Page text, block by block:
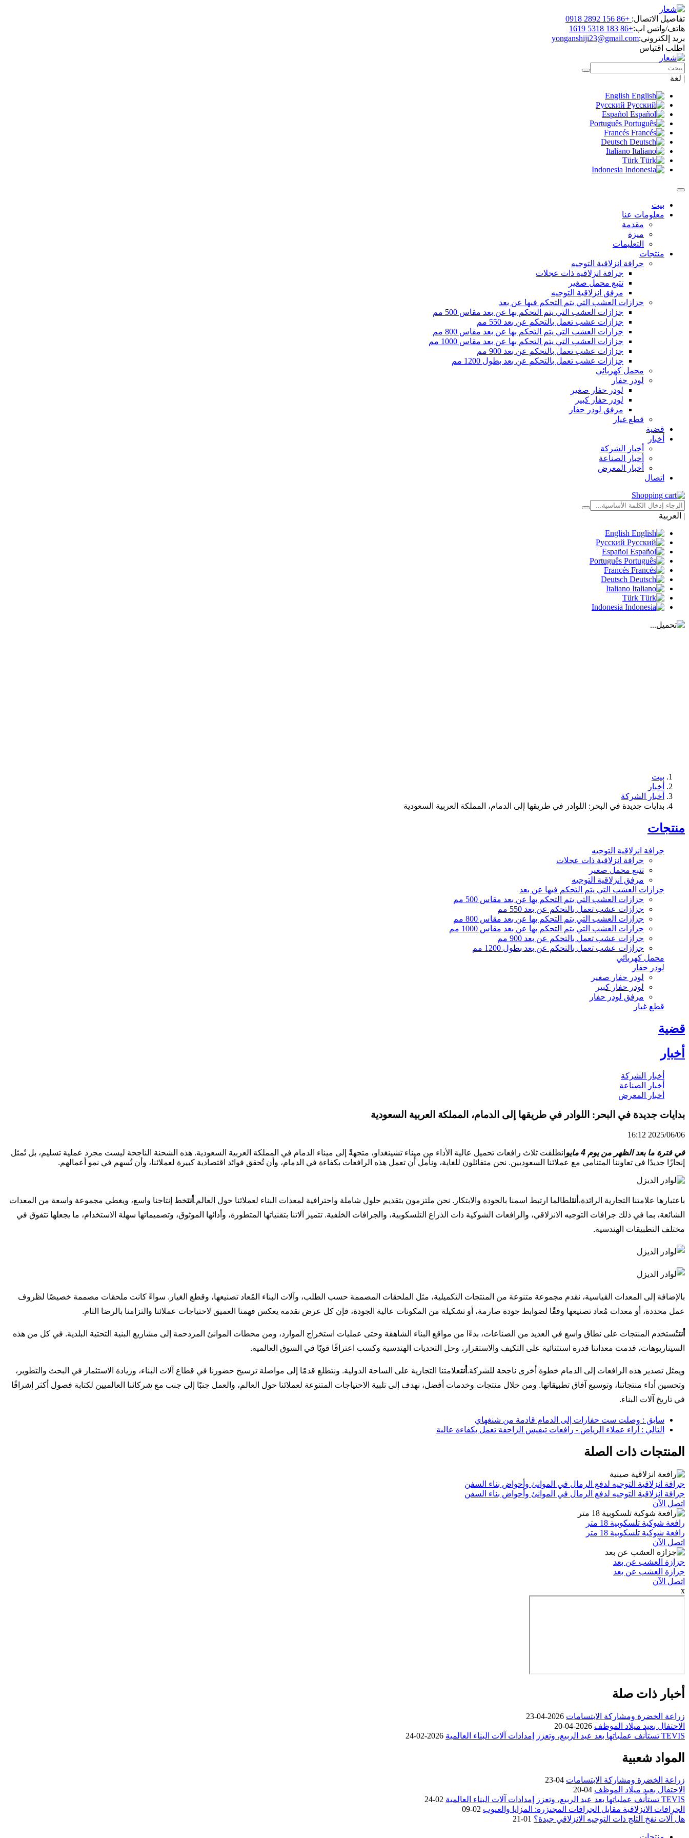
تفاصيل الاتصال: +86 156 2892 0918
هاتف/واتس اب:+86 183 5318 1619
بريد إلكتروني:yonganshiji23@gmail.com
اطلب اقتباس
| لغة
بيت
معلومات عنا
مقدمة
ميزة
التعليمات
منتجات
جرافة انزلاقية التوجيه
جرافة انزلاقية ذات عجلات
تتبع محمل صغير
مرفق انزلاقية التوجيه
جزازات العشب التي يتم التحكم فيها عن بعد
جزازات العشب التي يتم التحكم بها عن بعد مقاس 500 مم
جزازات عشب تعمل بالتحكم عن بعد 550 مم
جزازات العشب التي يتم التحكم بها عن بعد مقاس 800 مم
جزازات العشب التي يتم التحكم بها عن بعد مقاس 1000 مم
جزازات عشب تعمل بالتحكم عن بعد 900 مم
جزازات عشب تعمل بالتحكم عن بعد بطول 1200 مم
محمل كهربائي
لودر حفار
لودر حفار صغير
لودر حفار كبير
مرفق لودر حفار
قطع غيار
قضية
أخبار
أخبار الشركة
أخبار الصناعة
أخبار المعرض
اتصال
| العربية
بيت
أخبار
أخبار الشركة
بدايات جديدة في البحر: اللوادر في طريقها إلى الدمام، المملكة العربية السعودية
منتجات
جرافة انزلاقية التوجيه
جرافة انزلاقية ذات عجلات
تتبع محمل صغير
مرفق انزلاقية التوجيه
جزازات العشب التي يتم التحكم فيها عن بعد
جزازات العشب التي يتم التحكم بها عن بعد مقاس 500 مم
جزازات عشب تعمل بالتحكم عن بعد 550 مم
جزازات العشب التي يتم التحكم بها عن بعد مقاس 800 مم
جزازات العشب التي يتم التحكم بها عن بعد مقاس 1000 مم
جزازات عشب تعمل بالتحكم عن بعد 900 مم
جزازات عشب تعمل بالتحكم عن بعد بطول 1200 مم
محمل كهربائي
لودر حفار
لودر حفار صغير
لودر حفار كبير
مرفق لودر حفار
قطع غيار
قضية
أخبار
أخبار الشركة
أخبار الصناعة
أخبار المعرض
بدايات جديدة في البحر: اللوادر في طريقها إلى الدمام، المملكة العربية السعودية
2025/06/06 16:12
في فترة ما بعد الظهر من يوم 4 مايو
انطلقت ثلاث رافعات تحميل عالية الأداء من ميناء تشينغداو، متجهةً إلى ميناء الدمام في المملكة العربية السعودية. هذه الشحنة الناجحة ليست مجرد عملية تسليم، بل تُمثل
إنجازًا جديدًا في تعاوننا المتنامي مع عملائنا السعوديين. نحن متفائلون للغاية، ونأمل أن تعمل هذه الرافعات بكفاءة في الدمام، وأن تُحقق فوائد اقتصادية كبيرة لعملائنا، وأن تُسهم في نمو أعمالهم.
باعتبارها علامتنا التجارية الرائدة، أنتلطالما ارتبط اسمنا بالجودة والابتكار. نحن ملتزمون بتقديم حلول شاملة واحترافية لمعدات البناء لعملائنا حول العالم. أنتخط إنتاجنا واسع، ويغطي مجموعة واسعة من المعدات
الشائعة، بما في ذلك جرافات التوجيه الانزلاقي، والرافعات الشوكية ذات الذراع التلسكوبية، والجرافات الخلفية. تتميز آلاتنا بتقنياتها المتطورة، وأدائها الموثوق، وتصميماتها سهلة الاستخدام، ما يجعلها تتفوق في
مختلف التطبيقات الهندسية.
بالإضافة إلى المعدات القياسية، نقدم مجموعة متنوعة من المنتجات التكميلية، مثل الملحقات المصممة حسب الطلب، وآلات البناء المُعاد تصنيعها، وقطع الغيار. سواءً كانت ملحقات مصممة خصيصًا لظروف
عمل محددة، أو معدات مُعاد تصنيعها وفقًا لضوابط جودة صارمة، أو تشكيلة من المكونات عالية الجودة، فإن كل عرض نقدمه يعكس فهمنا العميق لاحتياجات عملائنا والتزامنا بالرضا التام.
أنتتُستخدم المنتجات على نطاق واسع في العديد من الصناعات، بدءًا من مواقع البناء الشاهقة وحتى عمليات استخراج الموارد، ومن محطات الموانئ المزدحمة إلى مشاريع البنية التحتية البلدية. في كل من هذه
السيناريوهات، قدمت معداتنا قدرة استثنائية على التكيف والاستقرار، وحل التحديات الهندسية وكسب اعترافًا قويًا في السوق العالمية.
ويمثل تصدير هذه الرافعات إلى الدمام خطوة أخرى ناجحة للشركة. أنتعلامتنا التجارية على الساحة الدولية. ونتطلع قدمًا إلى مواصلة ترسيخ حضورنا في قطاع آلات البناء، وزيادة الاستثمار في البحث والتطوير،
وتحسين أداء منتجاتنا، وتوسيع آفاق تطبيقاتها. ومن خلال منتجات وخدمات أفضل، نهدف إلى تلبية الاحتياجات المتنوعة لعملائنا حول العالم، والعمل جنبًا إلى جنب مع شركائنا العالميين لكتابة فصول أكثر إشراقًا
في تاريخ آلات البناء.
سابق : وصلت ست حفارات إلى الدمام قادمة من شنغهاي
التالي : آراء عملاء الرياض - رافعات تيفيس الزاحفة تعمل بكفاءة عالية
المنتجات ذات الصلة
جرافة انزلاقية التوجيه لدفع الرمال في الموانئ وأحواض بناء السفن
جرافة انزلاقية التوجيه لدفع الرمال في الموانئ وأحواض بناء السفن
اتصل الآن
رافعة شوكية تلسكوبية 18 متر
رافعة شوكية تلسكوبية 18 متر
اتصل الآن
جزازة العشب عن بعد
جزازة العشب عن بعد
اتصل الآن
x
أخبار ذات صلة
زراعة الخضرة ومشاركة الابتسامات 2026-04-23
الاحتفال بعيد ميلاد الموظف 2026-04-20
TEVIS تستأنف عملياتها بعد عيد الربيع، وتعزز إمدادات آلات البناء العالمية
2026-02-24
المواد شعبية
زراعة الخضرة ومشاركة الابتسامات 04-23
الاحتفال بعيد ميلاد الموظف 04-20
TEVIS تستأنف عملياتها بعد عيد الربيع، وتعزز إمدادات آلات البناء العالمية
02-24
الجرافات الانزلاقية مقابل الجرافات المجنزرة: المزايا والعيوب 02-09
هل آلات نفخ الثلج ذات التوجيه الانزلاقي جيدة؟ 01-21